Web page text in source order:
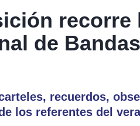
recorre
de
recuerdos,
los referentes del